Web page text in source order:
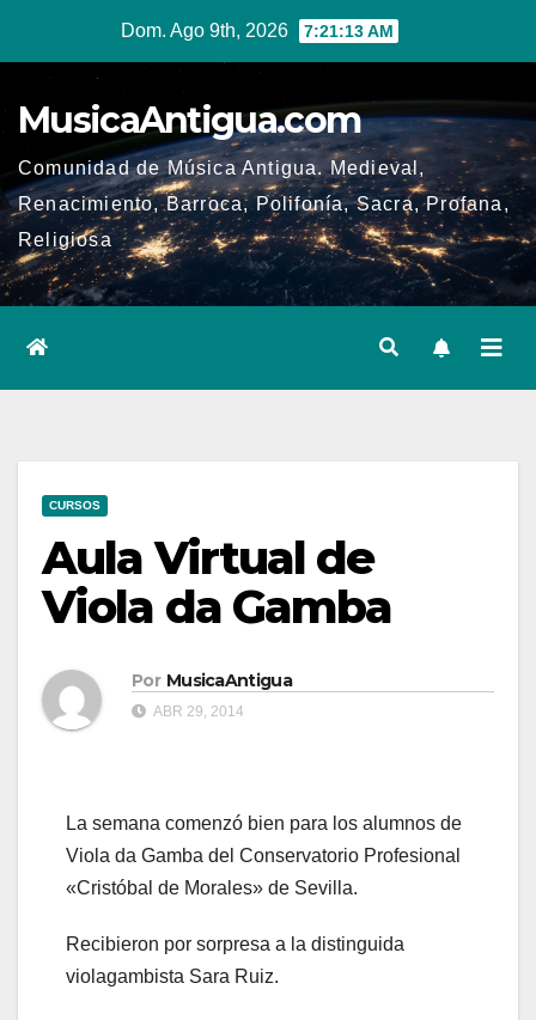
Dom. Ago 9th, 2026 7:21:14 AM
MusicaAntigua.com
Comunidad de Música Antigua. Medieval,
Renacimiento, Barroca, Polifonía, Sacra, Profana,
Religiosa
CURSOS
Aula Virtual de
Viola da Gamba
Por MusicaAntigua
ABR 29, 2014
La semana comenzó bien para los alumnos de
Viola da Gamba del Conservatorio Profesional
«Cristóbal de Morales» de Sevilla.
Recibieron por sorpresa a la distinguida
violagambista Sara Ruiz.